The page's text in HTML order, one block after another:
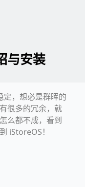
与安装
定，想必是群晖的
很多的冗余，就
么都不成，看到
iStoreOS！